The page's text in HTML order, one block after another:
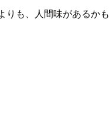
りも、人間味があるかも